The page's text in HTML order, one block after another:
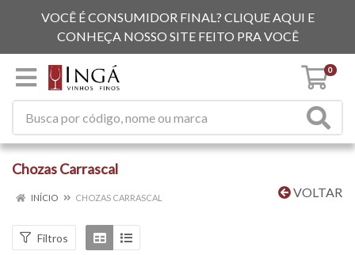
VOCÊ É CONSUMIDOR FINAL? CLIQUE AQUI E
CONHEÇA NOSSO SITE FEITO PRA VOCÊ
0
Chozas Carrascal
VOLTAR
INÍCIO CHOZAS CARRASCAL
Filtros